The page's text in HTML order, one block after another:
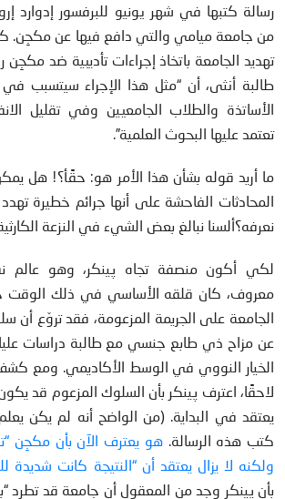
من جامعة ميامي والتي دافع فيها عن مكجِن.
تهديد الجامعة باتخاذ إجراءات تأديبية ضد
طالبة أنثى، أن “مثل هذا الإجراء سيتسبب في
الأساتذة والطلاب الجامعيين وفي تقليل
تعتمد عليها البحوث العلمية”.
ما أريد قوله بشأن هذا الأمر هو: حقًأ؟! هل
المحادثات الفاحشة على أنها جرائم خطيرة
نعرفه؟ألسنا نبالغ بعض الشيء في النزعة
لكي أكون منصفة تجاه پينكر، وهو
معروف، كان قلقه الأساسي في ذلك الوقت
الجامعة على الجريمة المزعومة، فقد تروّع أن
عن مزاح ذي طابع جنسي مع طالبة دراسات
الخيار النووي في الوسط الأكاديمي. ومع كشف
لاحقًا، اعترف پينكر بأن السلوك المزعوم قد
يعتقد في البداية. (من الواضح أنه لم يكن
كتب هذه الرسالة.هو يعترف الآن بأن مكجِن
ولكنه لا يزال يعتقد أن “النتيجة كانت شديدة
بأن پينكر وجد من المعقول أن جامعة قد تطرد